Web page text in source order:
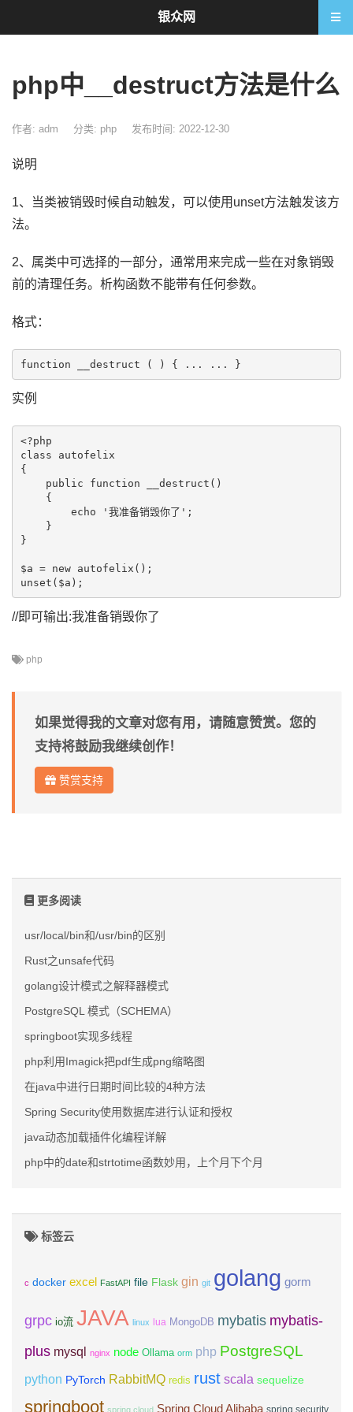
php中__destruct方法是什么
作者: adm 分类: php 发布时间: 2022-12-30
说明
1、当类被销毁时候自动触发，可以使用unset方法触发该方
法。
2、属类中可选择的一部分，通常用来完成一些在对象销毁
前的清理任务。析构函数不能带有任何参数。
格式：
实例
<?php
class autofelix
{
    public function __destruct()
    {
        echo '我准备销毁你了';
    }
}
$a = new autofelix();
//即可输出:我准备销毁你了
php
如果觉得我的文章对您有用，请随意赞赏。您的
支持将鼓励我继续创作！
赞赏支持
更多阅读
usr/local/bin和/usr/bin的区别
Rust之unsafe代码
golang设计模式之解释器模式
PostgreSQL 模式（SCHEMA）
springboot实现多线程
php利用Imagick把pdf生成png缩略图
在java中进行日期时间比较的4种方法
Spring Security使用数据库进行认证和授权
java动态加载插件化编程详解
php中的date和strtotime函数妙用，上个月下个月
标签云
c docker excel FastAPI file Flask gin git golang gorm
grpc io流 JAVA linux lua MongoDB mybatis mybatis-
plus mysql nginx node Ollama orm php PostgreSQL
python PyTorch RabbitMQ redis rust scala sequelize
springboot spring cloud Spring Cloud Alibaba spring security
银众网